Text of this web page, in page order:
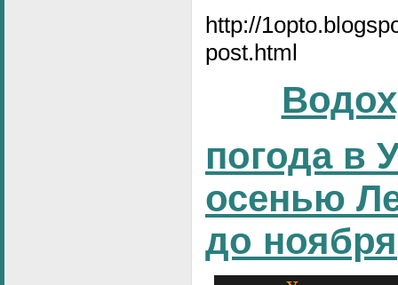
http://
post.html
погода в
осенью
до ноября